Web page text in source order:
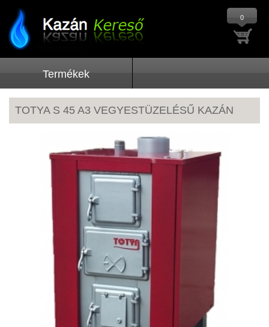
0
Termékek
TOTYA S 45 A3 VEGYESTÜZELÉSŰ KAZÁN